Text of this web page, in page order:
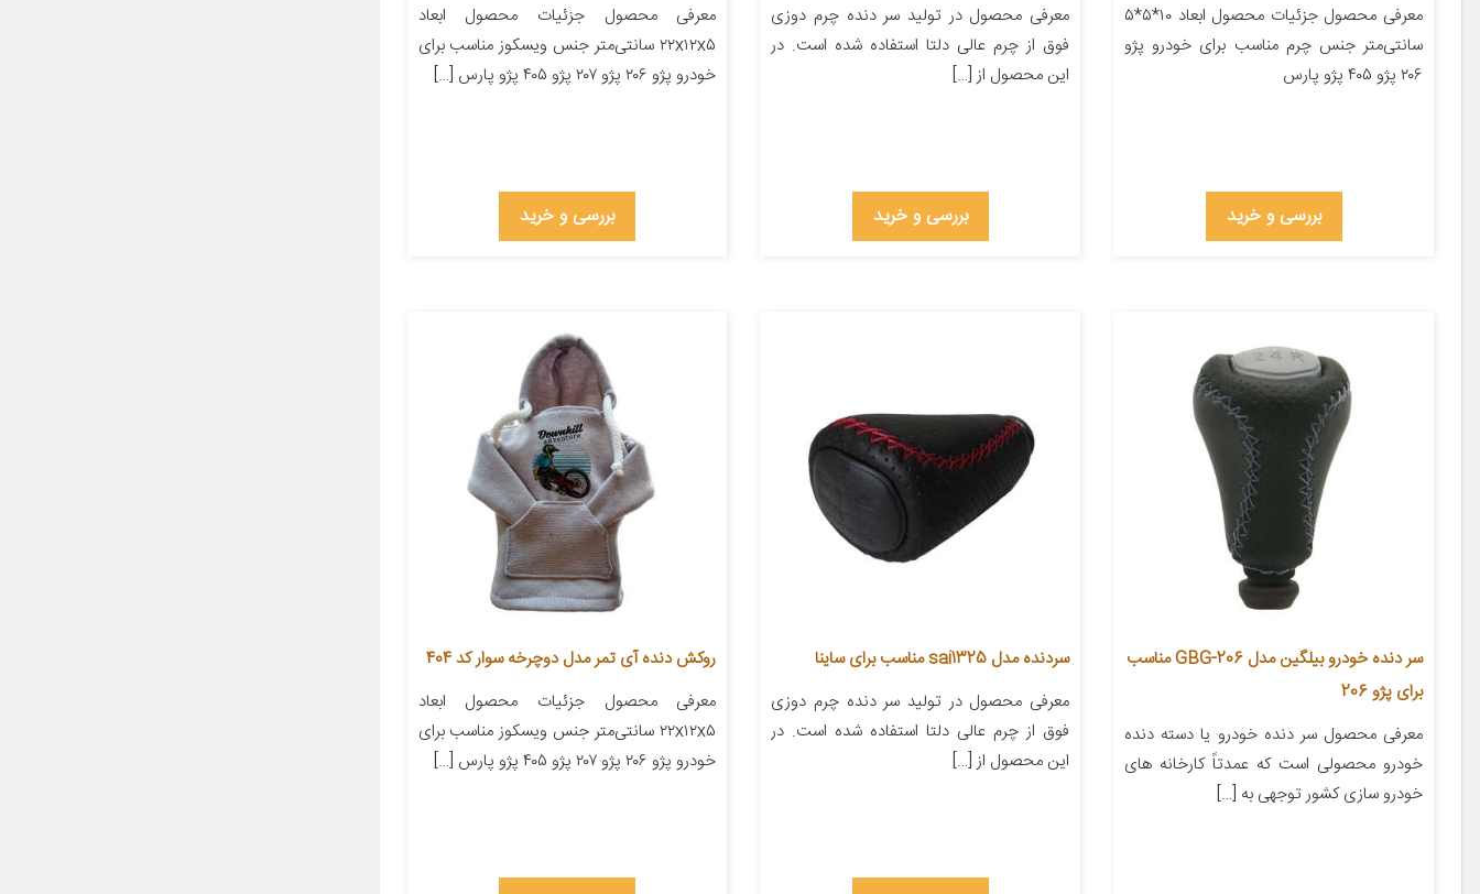
معرفی محصول جزئیات محصول ابعاد ۱۰*۵*۵
سانتی‌متر جنس چرم مناسب برای خودرو پژو
۲۰۶ پژو ۴۰۵ پژو پارس
بررسی و خرید
معرفی محصول در تولید سر دنده چرم دوزی
فوق از چرم عالی دلتا استفاده شده است. در
این محصول از […]
بررسی و خرید
معرفی محصول جزئیات محصول ابعاد
۲۲x۱۲x۵ سانتی‌متر جنس ویسکوز مناسب برای
خودرو پژو ۲۰۶ پژو ۲۰۷ پژو ۴۰۵ پژو پارس […]
بررسی و خرید
سر دنده خودرو بیلگین مدل 206-GBG مناسب
برای پژو 206
معرفی محصول سر دنده خودرو یا دسته دنده
خودرو محصولی است که عمدتاً کارخانه های
خودرو سازی کشور توجهی به […]
سردنده مدل sai1325 مناسب برای ساینا
معرفی محصول در تولید سر دنده چرم دوزی
فوق از چرم عالی دلتا استفاده شده است. در
این محصول از […]
روکش دنده آی تمر مدل دوچرخه سوار کد 404
معرفی محصول جزئیات محصول ابعاد
۲۲x۱۲x۵ سانتی‌متر جنس ویسکوز مناسب برای
خودرو پژو ۲۰۶ پژو ۲۰۷ پژو ۴۰۵ پژو پارس […]